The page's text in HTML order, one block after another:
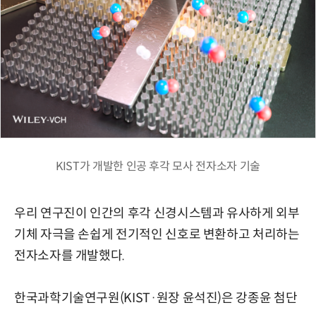
KIST가 개발한 인공 후각 모사 전자소자 기술
우리 연구진이 인간의 후각 신경시스템과 유사하게 외부
기체 자극을 손쉽게 전기적인 신호로 변환하고 처리하는
전자소자를 개발했다.
한국과학기술연구원(KIST·원장 윤석진)은 강종윤 첨단